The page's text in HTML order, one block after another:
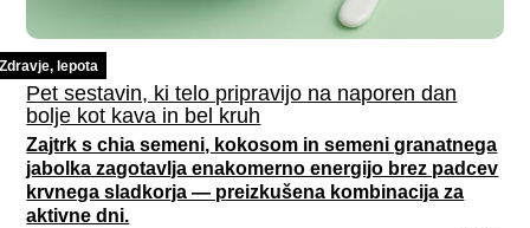
Zdravje, lepota
Pet sestavin, ki telo pripravijo na naporen dan
bolje kot kava in bel kruh
Zajtrk s chia semeni, kokosom in semeni granatnega
jabolka zagotavlja enakomerno energijo brez padcev
krvnega sladkorja — preizkušena kombinacija za
aktivne dni.